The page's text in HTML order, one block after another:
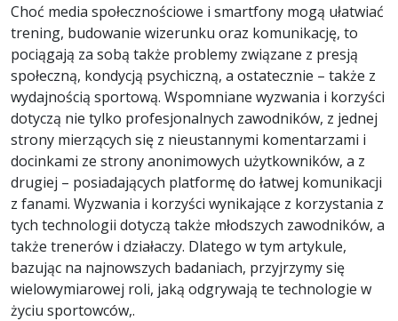
Choć media społecznościowe i smartfony mogą ułatwiać
trening, budowanie wizerunku oraz komunikację, to
pociągają za sobą także problemy związane z presją
społeczną, kondycją psychiczną, a ostatecznie – także z
wydajnością sportową. Wspomniane wyzwania i korzyści
dotyczą nie tylko profesjonalnych zawodników, z jednej
strony mierzących się z nieustannymi komentarzami i
docinkami ze strony anonimowych użytkowników, a z
drugiej – posiadających platformę do łatwej komunikacji
z fanami. Wyzwania i korzyści wynikające z korzystania z
tych technologii dotyczą także młodszych zawodników, a
także trenerów i działaczy. Dlatego w tym artykule,
bazując na najnowszych badaniach, przyjrzymy się
wielowymiarowej roli, jaką odgrywają te technologie w
życiu sportowców,.